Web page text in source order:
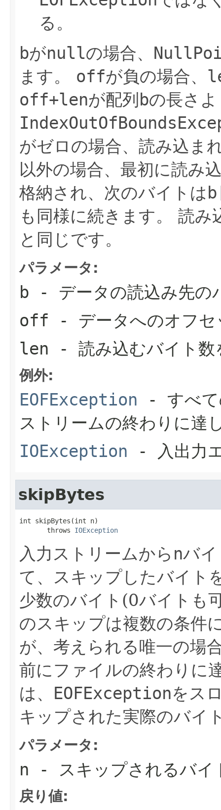
る。
bがnullの場合、
ます。
offが負の場合、
off+lenが配列 bの長さ
がゼロの場合、読み込ま
以外の場合、最初に読み
格納され、次のバイトは
も同様に続きます。
読み
と同じです。
パラメータ:
b - データの読込み先の
off - データへのオフ
len - 読み込むバイト
例外:
EOFException - すべて
ストリームの終わりに達
IOException - 入出力
skipBytes
int skipBytes(int n)
       throws
IOException
入力ストリームから nバ
て、スキップしたバイト
少数のバイト(0バイトも
のスキップは複数の条件
が、考えられる唯一の場
前にファイルの終わりに
は、 EOFExceptionをス
キップされた実際のバイ
パラメータ:
n - スキップされるバイ
戻り値: